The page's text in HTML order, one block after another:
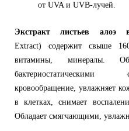
от UVA и UVB-лучей.
Экстракт листьев
Extract) содержит свыше
витамины, минералы.
бактериостатическими
кровообращение, увлажняет
в клетках, снимает
Обладает смягчающими,